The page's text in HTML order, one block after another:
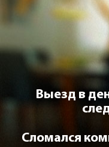
Выезд в
Сломался